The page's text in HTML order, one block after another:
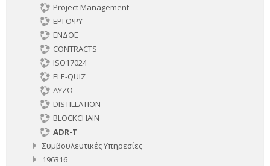
Project Management
ΕΡΓΟΨΥ
ΕΝΔΟΕ
CONTRACTS
ISO17024
ELE-QUIZ
ΑΥΖΩ
DISTILLATION
BLOCKCHAIN
ADR-T
Συμβουλευτικές Υπηρεσίες
196316